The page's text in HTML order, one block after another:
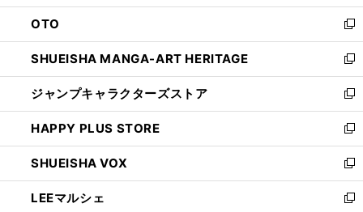
ウ
で
開
く
ン
ド
ウ
で
開
く
OTO
新
し
い
ウ
ィ
ン
ド
ウ
で
開
く
SHUEISHA MANGA-ART HERITAGE
新
し
い
ウ
ィ
ン
ド
ウ
で
ジャンプキャラクターズストア
新
し
い
ウ
ィ
ン
ド
HAPPY PLUS STORE
新
し
い
ウ
ィ
SHUEISHA VOX
新
し
い
LEEマルシェ
新